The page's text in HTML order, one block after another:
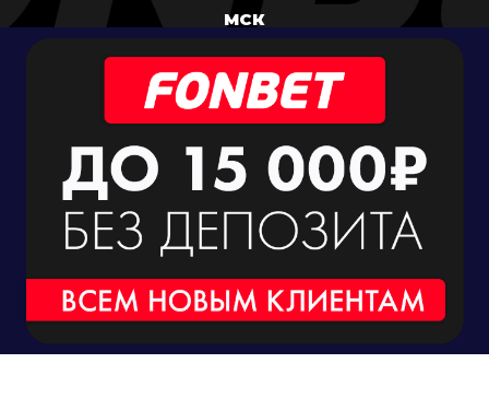
МСК